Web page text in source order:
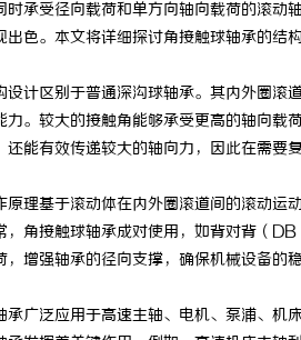
时承受径向载荷和单方向轴向载荷的滚
出色。本文将详细探讨角接触球轴承的结
设计区别于普通深沟球轴承。其内外圈
力。较大的接触角能够承受更高的轴向
还能有效传递较大的轴向力，因此在需要
原理基于滚动体在内外圈滚道间的滚动
，角接触球轴承成对使用，如背对背（
，增强轴承的径向支撑，确保机械设备的
承广泛应用于高速主轴、电机、泵浦、